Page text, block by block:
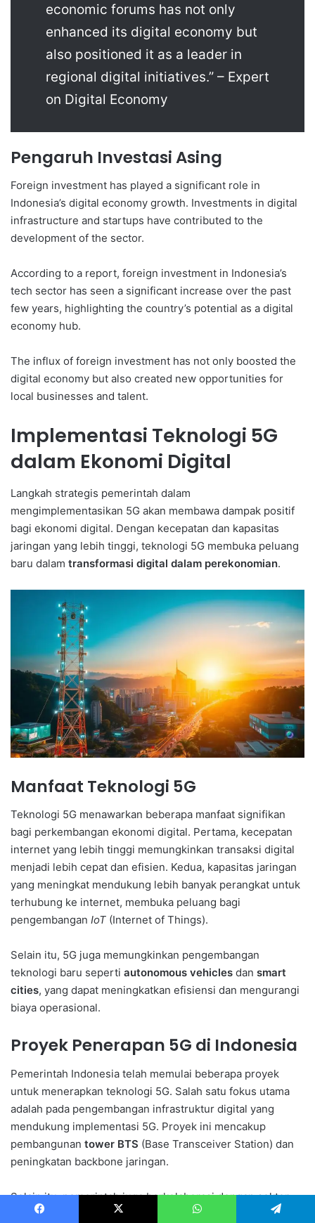
economic forums has not only
enhanced its digital economy but
also positioned it as a leader in
regional digital initiatives.” – Expert
on Digital Economy
Pengaruh Investasi Asing
Foreign investment has played a significant role in
Indonesia’s digital economy growth. Investments in digital
infrastructure and startups have contributed to the
development of the sector.
According to a report, foreign investment in Indonesia’s
tech sector has seen a significant increase over the past
few years, highlighting the country’s potential as a digital
economy hub.
The influx of foreign investment has not only boosted the
digital economy but also created new opportunities for
local businesses and talent.
Implementasi Teknologi 5G
dalam Ekonomi Digital
Langkah strategis pemerintah dalam
mengimplementasikan 5G akan membawa dampak positif
bagi ekonomi digital. Dengan kecepatan dan kapasitas
jaringan yang lebih tinggi, teknologi 5G membuka peluang
baru dalam transformasi digital dalam perekonomian.
Manfaat Teknologi 5G
Teknologi 5G menawarkan beberapa manfaat signifikan
bagi perkembangan ekonomi digital. Pertama, kecepatan
internet yang lebih tinggi memungkinkan transaksi digital
menjadi lebih cepat dan efisien. Kedua, kapasitas jaringan
yang meningkat mendukung lebih banyak perangkat untuk
terhubung ke internet, membuka peluang bagi
pengembangan IoT (Internet of Things).
Selain itu, 5G juga memungkinkan pengembangan
teknologi baru seperti autonomous vehicles dan smart
cities, yang dapat meningkatkan efisiensi dan mengurangi
biaya operasional.
Proyek Penerapan 5G di Indonesia
Pemerintah Indonesia telah memulai beberapa proyek
untuk menerapkan teknologi 5G. Salah satu fokus utama
adalah pada pengembangan infrastruktur digital yang
mendukung implementasi 5G. Proyek ini mencakup
pembangunan tower BTS (Base Transceiver Station) dan
peningkatan backbone jaringan.
Selain itu, pemerintah juga berkolaborasi dengan sektor
swasta untuk mempercepat adopsi 5G. Kerja sama ini